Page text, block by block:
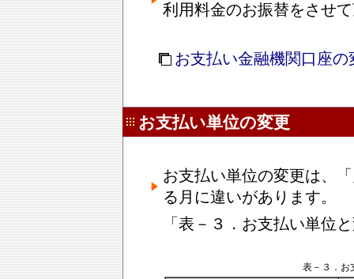
利用料金のお振替をさせ
お支払い金融機関口座
お支払い単位の変更
お支払い単位の変更は、
る月に違いがあります。
「表－３．お支払い単位
表－３．お